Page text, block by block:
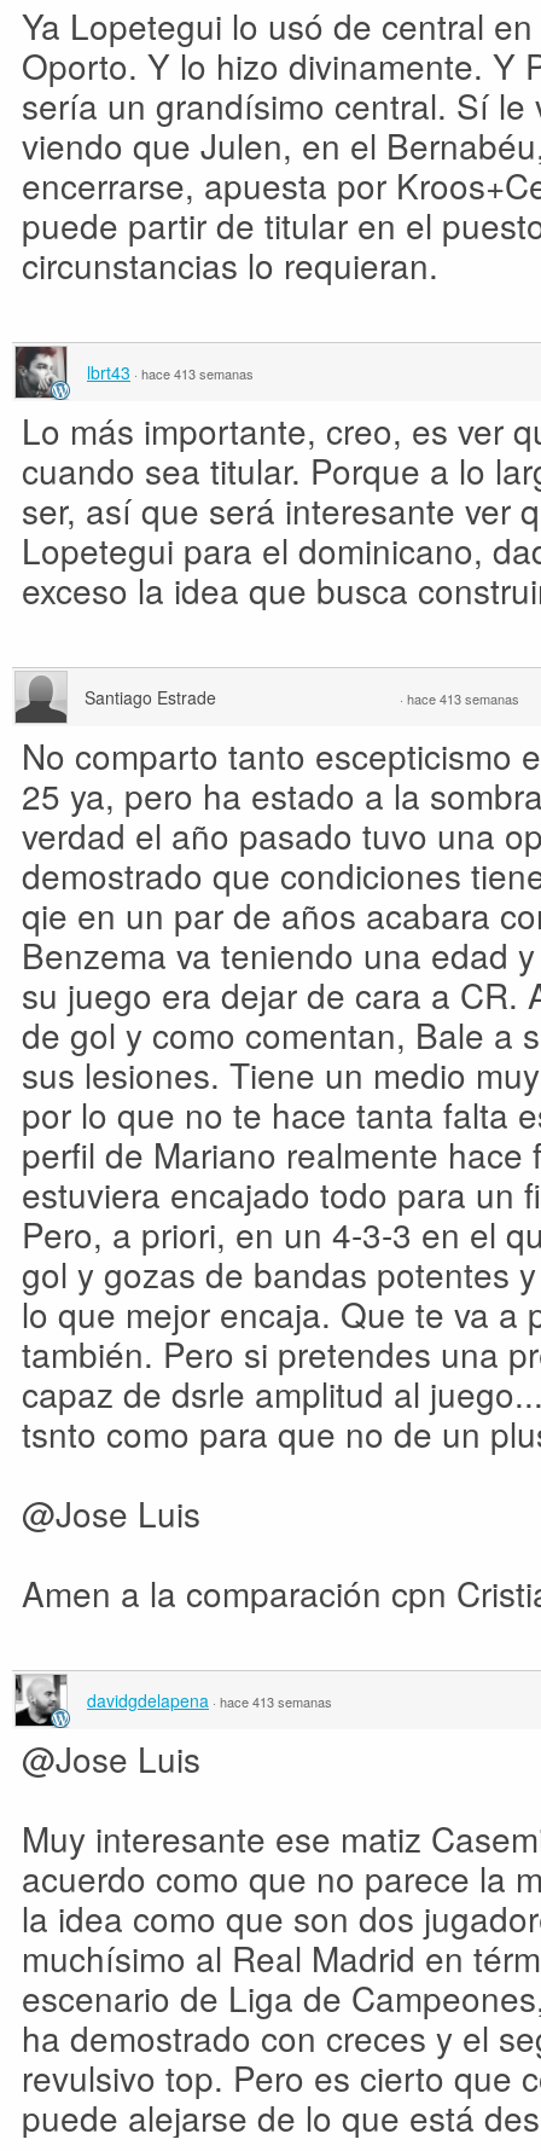
Ya Lopetegui lo usó de central
Oporto. Y lo hizo divinamente. Y
sería un grandísimo central. Sí
viendo que Julen, en el
encerrarse, apuesta por
puede partir de titular en el
circunstancias lo requieran.
lbrt43 · hace 413 semanas
Lo más importante, creo, es ver
cuando sea titular. Porque a lo
ser, así que será interesante ver
Lopetegui para el dominicano,
exceso la idea que busca
Santiago Estrade · hace 413 semanas
No comparto tanto escepticismo
25 ya, pero ha estado a la
verdad el año pasado tuvo una
demostrado que condiciones
qie en un par de años acabara
Benzema va teniendo una edad
su juego era dejar de cara a CR.
de gol y como comentan, Bale a
sus lesiones. Tiene un medio
por lo que no te hace tanta falta
perfil de Mariano realmente
estuviera encajado todo para un
Pero, a priori, en un 4-3-3 en el
gol y gozas de bandas potentes
lo que mejor encaja. Que te va a
también. Pero si pretendes una
capaz de dsrle amplitud al
tsnto como para que no de un
@Jose Luis
Amen a la comparación cpn
davidgdelapena · hace 413 semanas
@Jose Luis
Muy interesante ese matiz
acuerdo como que no parece la
la idea como que son dos
muchísimo al Real Madrid en
escenario de Liga de
ha demostrado con creces y el
revulsivo top. Pero es cierto que
puede alejarse de lo que está